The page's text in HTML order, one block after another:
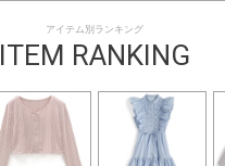
アイテム別ランキング
ITEM RANKING